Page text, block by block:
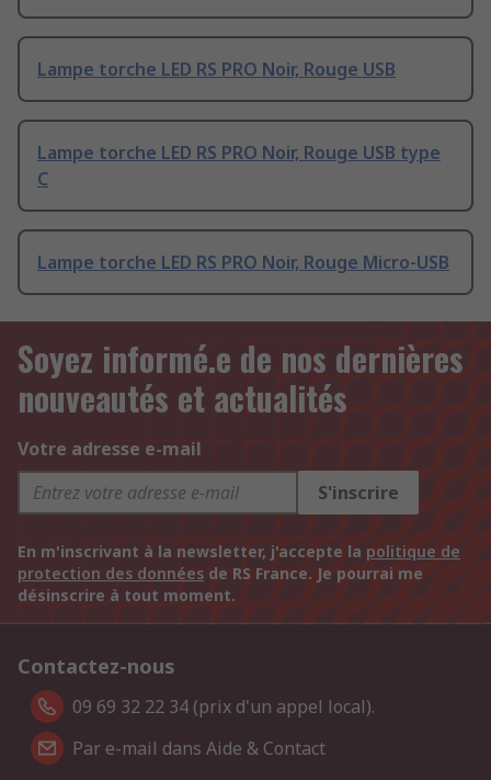
Lampe torche LED RS PRO Noir, Rouge USB
Lampe torche LED RS PRO Noir, Rouge USB type
C
Lampe torche LED RS PRO Noir, Rouge Micro-USB
Soyez informé.e de nos dernières
nouveautés et actualités
Votre adresse e-mail
S'inscrire
En m'inscrivant à la newsletter, j'accepte la politique de
protection des données de RS France. Je pourrai me
désinscrire à tout moment.
Contactez-nous
09 69 32 22 34 (prix d'un appel local).
Par e-mail dans Aide & Contact